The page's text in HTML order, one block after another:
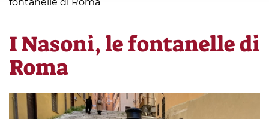
are
I Nasoni, le fontanelle di
Roma